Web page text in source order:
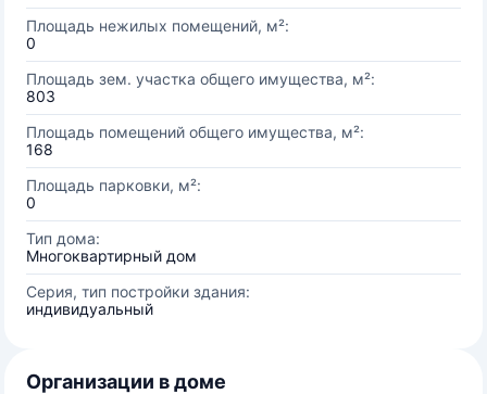
Площадь нежилых помещений, м²:
0
Площадь зем. участка общего имущества, м²:
803
Площадь помещений общего имущества, м²:
168
Площадь парковки, м²:
0
Тип дома:
Многоквартирный дом
Серия, тип постройки здания:
индивидуальный
Организации в доме